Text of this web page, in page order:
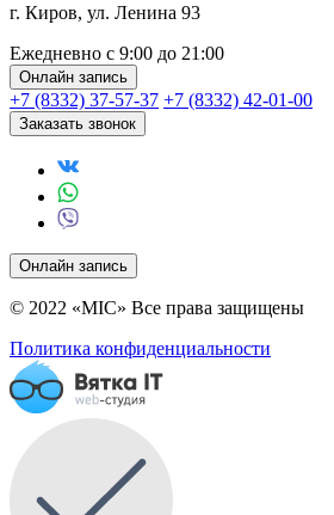
г. Киров, ул. Ленина 93
Ежедневно с 9:00 до 21:00
Онлайн запись
+7 (8332) 37-57-37 +7 (8332) 42-01-00
Заказать звонок
Онлайн запись
© 2022 «MIC» Все права защищены
Политика конфиденциальности